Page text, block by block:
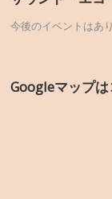
今後のイベントはあ
Googleマップは